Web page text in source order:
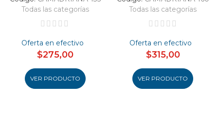
Todas las categorías
Oferta en efectivo
$275,00
VER PRODUCTO
Todas las categorías
Oferta en efectivo
$315,00
VER PRODUCTO